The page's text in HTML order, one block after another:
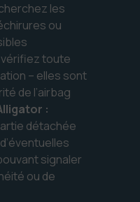
les
ou
vérifiez toute
– elles sont
de l’airbag
:
détachée
signaler
ou de